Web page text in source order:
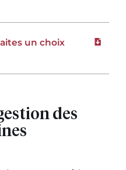
un choix
des